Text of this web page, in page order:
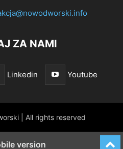
ZA NAMI
Linkedin Youtube
| All rights reserved
version